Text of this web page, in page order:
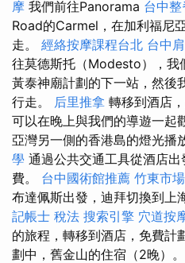
摩 我們前往Panorama 台中整
Road的Carmel，在加利福尼
走。 經絡按摩課程台北 台中
往莫德斯托（Modesto），我
黃泰神廟計劃的下一站，然後
行走。 后里推拿 轉移到酒店
可以在晚上與我們的導遊一起
亞灣另一側的香港島的燈光播
學 通過公共交通工具從酒店
費。 台中國術館推薦 竹東市
布達佩斯出發，迪拜切換到上
記帳士 稅法 搜索引擎 穴道按
的旅程，轉移到酒店，免費計
劃中，舊金山的住宿（2晚）。